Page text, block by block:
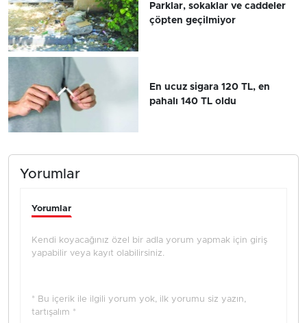
Parklar, sokaklar ve caddeler
çöpten geçilmiyor
En ucuz sigara 120 TL, en
pahalı 140 TL oldu
Yorumlar
Yorumlar
Kendi koyacağınız özel bir adla yorum yapmak için giriş
yapabilir veya kayıt olabilirsiniz.
* Bu içerik ile ilgili yorum yok, ilk yorumu siz yazın,
tartışalım *